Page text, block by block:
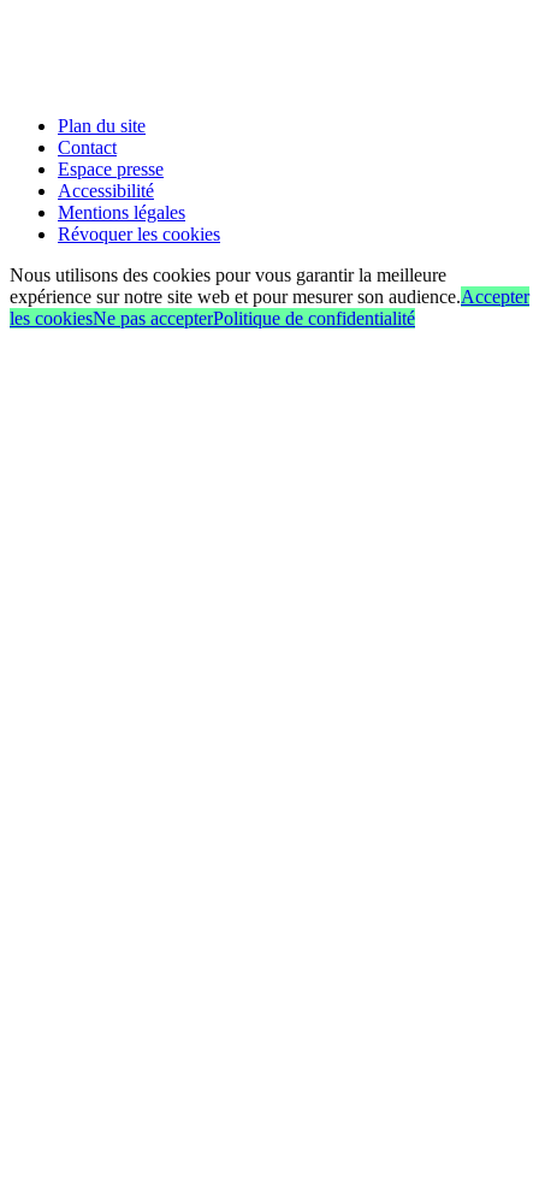
Plan du site
Contact
Espace presse
Accessibilité
Mentions légales
Révoquer les cookies
Nous utilisons des cookies pour vous garantir la meilleure
expérience sur notre site web et pour mesurer son audience.Accepter
les cookiesNe pas accepterPolitique de confidentialité